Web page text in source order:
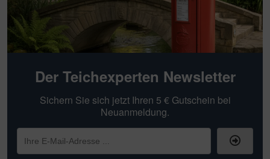
Der Teichexperten Newsletter
Sichern Sie sich jetzt Ihren 5 € Gutschein bei
Neuanmeldung.